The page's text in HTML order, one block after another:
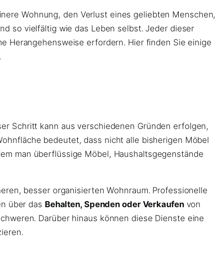
Wohnung, den Verlust eines geliebten Menschen,
so vielfältig wie das Leben selbst. Jeder dieser
Herangehensweise erfordern. Hier finden Sie einige
Schritt kann aus verschiedenen Gründen erfolgen,
bedeutet, dass nicht alle bisherigen Möbel
man überflüssige Möbel, Haushaltsgegenstände
besser organisierten Wohnraum. Professionelle
über das Behalten, Spenden oder Verkaufenvon
Darüber hinaus können diese Dienste eine